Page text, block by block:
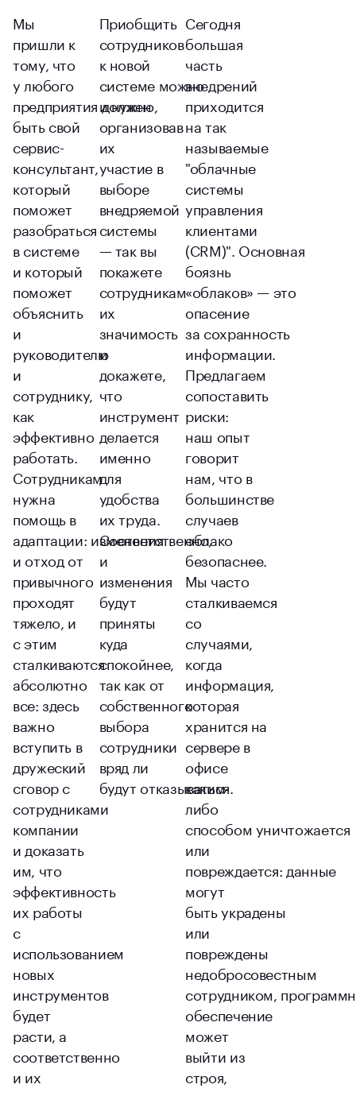
Мы
пришли к
тому, что
у любого
предприятия должен
быть свой
сервис-
консультант,
который
поможет
разобраться
в системе
и который
поможет
объяснить
и
руководителю
и
сотруднику,
как
эффективно
работать.
Сотрудникам
нужна
помощь в
адаптации: изменения
и отход от
привычного
проходят
тяжело, и
с этим
сталкиваются
абсолютно
все: здесь
важно
вступить в
дружеский
сговор с
сотрудниками
компании
и доказать
им, что
эффективность
их работы
с
использованием
новых
инструментов
будет
расти, а
соответственно
и их
Приобщить
сотрудников
к новой
системе можно
и нужно,
организовав
их
участие в
выборе
внедряемой
системы
— так вы
покажете
сотрудникам
их
значимость
и
докажете,
что
инструмент
делается
именно
для
удобства
их труда.
Соответственно,
и
изменения
будут
приняты
куда
спокойнее,
так как от
собственного
выбора
сотрудники
вряд ли
будут отказываться.
Сегодня
большая
часть
внедрений
приходится
на так
называемые
"облачные
системы
управления
клиентами
(CRM)". Основная
боязнь
«облаков» — это
опасение
за сохранность
информации.
Предлагаем
сопоставить
риски:
наш опыт
говорит
нам, что в
большинстве
случаев
облако
безопаснее.
Мы часто
сталкиваемся
со
случаями,
когда
информация,
которая
хранится на
сервере в
офисе
каким-
либо
способом уничтожается
или
повреждается: данные
могут
быть украдены
или
повреждены
недобросовестным
сотрудником,
обеспечение
может
выйти из
строя,